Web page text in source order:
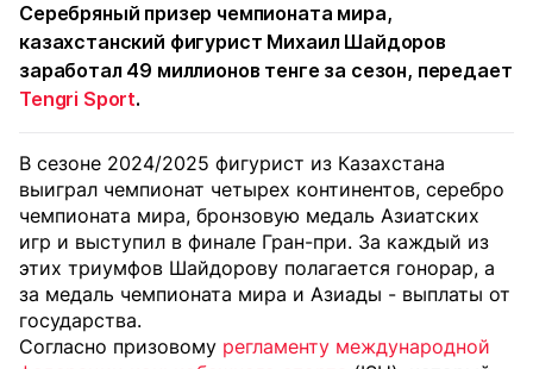
Серебряный призер чемпионата мира,
казахстанский фигурист Михаил Шайдоров
заработал 49 миллионов тенге за сезон, передает
Tengri Sport.
В сезоне 2024/2025 фигурист из Казахстана
выиграл чемпионат четырех континентов, серебро
чемпионата мира, бронзовую медаль Азиатских
игр и выступил в финале Гран-при. За каждый из
этих триумфов Шайдорову полагается гонорар, а
за медаль чемпионата мира и Азиады - выплаты от
государства.
Согласно призовому регламенту международной